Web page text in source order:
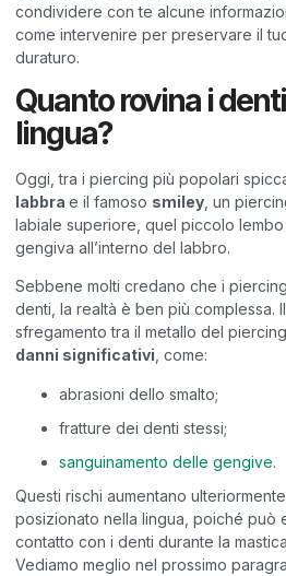
condividere con te alcune
come intervenire per preservare il
duraturo.
Quanto rovina i
lingua?
Oggi, tra i piercing più popolari
labbra e il famoso smiley , un
labiale superiore, quel piccolo
gengiva all’interno del labbro.
Sebbene molti credano che i
denti, la realtà è ben più complessa.
sfregamento tra il metallo del
danni significativi, come:
abrasioni dello smalto;
fratture dei denti stessi;
sanguinamento delle gengive.
Questi rischi aumentano
posizionato nella lingua, poiché può
contatto con i denti durante la
Vediamo meglio nel prossimo